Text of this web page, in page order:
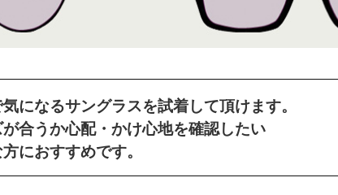
になるサングラスを試着して頂けます。
合うか心配・かけ心地を確認したい
におすすめです。